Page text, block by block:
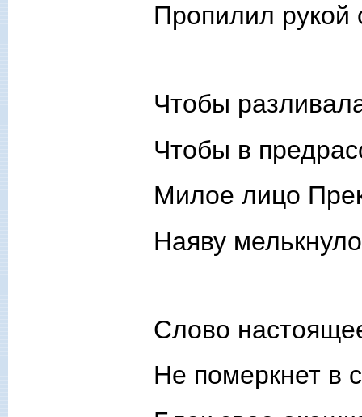
Пропилил рукой
Чтобы
Чтобы в
Милое лицо
Наяву
Слово
Не померкнет в